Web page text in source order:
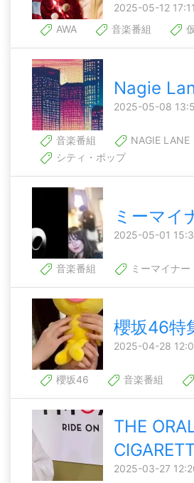
2025-05-12
AWA
音楽番組
Nagie
2025-05-08
音楽番組
NAGIE LANE
シティ・ポップ
ミーマイ
2025-05-01
音楽番組 ミーマイナー
櫻坂46特
2025-04-28
櫻坂46 音楽番組
THE
2025-03-27